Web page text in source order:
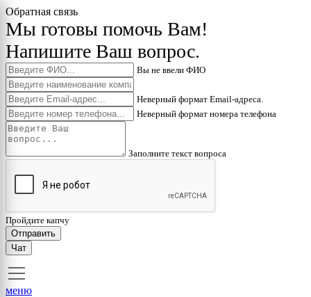
Обратная связь
Мы готовы помочь Вам!
Напишите Ваш вопрос.
Вы не ввели ФИО
Неверный формат Email-адреса.
Неверный формат номера телефона
Заполните текст вопроса
Пройдите капчу
Отправить
Чат
меню